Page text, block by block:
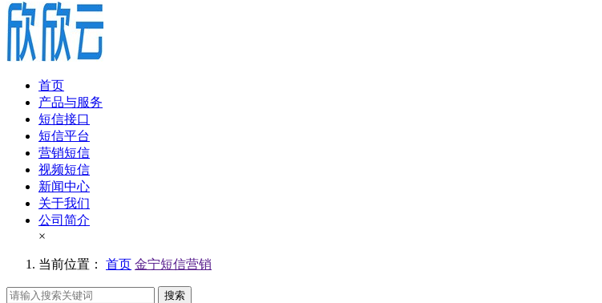
首页
产品与服务
短信接口
短信平台
营销短信
视频短信
新闻中心
关于我们
公司简介
×
当前位置： 首页 金宁短信营销
搜索